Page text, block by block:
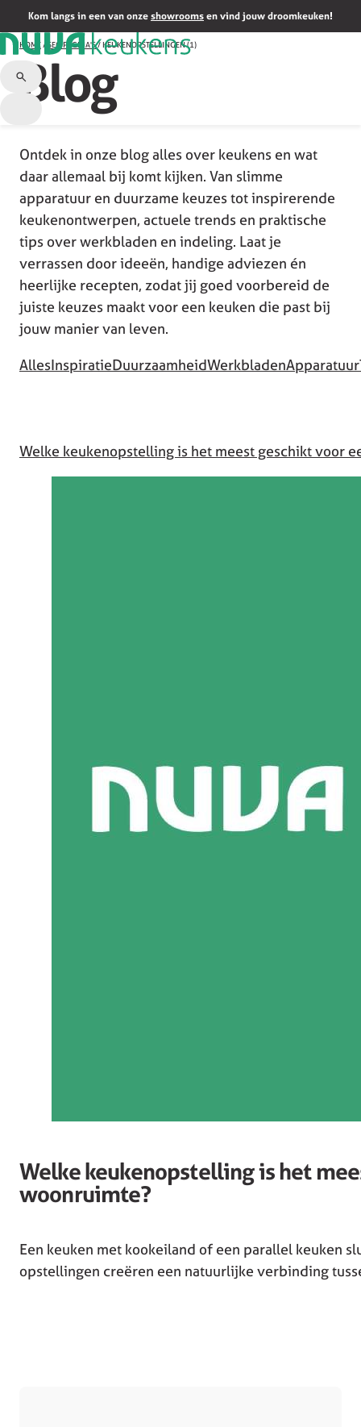
Kom langs in een van onze showrooms en vind jouw droomkeuken!
HOME/ SEO PAGINA'S/KEUKENOPSTELLINGEN (1)
Blog
Ontdek in onze blog alles over keukens en wat
daar allemaal bij komt kijken. Van slimme
apparatuur en duurzame keuzes tot inspirerende
keukenontwerpen, actuele trends en praktische
tips over werkbladen en indeling. Laat je
verrassen door ideeën, handige adviezen én
heerlijke recepten, zodat jij goed voorbereid de
juiste keuzes maakt voor een keuken die past bij
jouw manier van leven.
AllesInspiratieDuurzaamheidWerkbladenApparatuur
Welke keukenopstelling is het meest geschikt voor
Welke keukenopstelling is het
woonruimte?
Een keuken met kookeiland of een parallel keuken
opstellingen creëren een natuurlijke verbinding